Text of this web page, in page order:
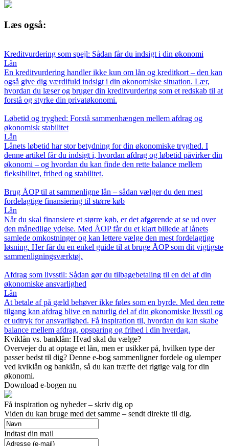
Læs også:
Kreditvurdering som spejl: Sådan får du indsigt i din økonomi
Lån
En kreditvurdering handler ikke kun om lån og kreditkort – den kan
også give dig værdifuld indsigt i din økonomiske situation. Lær,
hvordan du læser og bruger din kreditvurdering som et redskab til at
forstå og styrke din privatøkonomi.
Løbetid og tryghed: Forstå sammenhængen mellem afdrag og
økonomisk stabilitet
Lån
Lånets løbetid har stor betydning for din økonomiske tryghed. I
denne artikel får du indsigt i, hvordan afdrag og løbetid påvirker din
økonomi – og hvordan du kan finde den rette balance mellem
fleksibilitet, frihed og stabilitet.
Brug ÅOP til at sammenligne lån – sådan vælger du den mest
fordelagtige finansiering til større køb
Lån
Når du skal finansiere et større køb, er det afgørende at se ud over
den månedlige ydelse. Med ÅOP får du et klart billede af lånets
samlede omkostninger og kan lettere vælge den mest fordelagtige
løsning. Her får du en enkel guide til at bruge ÅOP som dit vigtigste
sammenligningsværktøj.
Afdrag som livsstil: Sådan gør du tilbagebetaling til en del af din
økonomiske ansvarlighed
Lån
At betale af på gæld behøver ikke føles som en byrde. Med den rette
tilgang kan afdrag blive en naturlig del af din økonomiske livsstil og
et udtryk for ansvarlighed. Få inspiration til, hvordan du kan skabe
balance mellem afdrag, opsparing og frihed i din hverdag.
Kviklån vs. banklån: Hvad skal du vælge?
Overvejer du at optage et lån, men er usikker på, hvilken type der
passer bedst til dig? Denne e-bog sammenligner fordele og ulemper
ved kviklån og banklån, så du kan træffe det rigtige valg for din
økonomi.
Download e-bogen nu
Få inspiration og nyheder – skriv dig op
Viden du kan bruge med det samme – sendt direkte til dig.
Indtast din mail